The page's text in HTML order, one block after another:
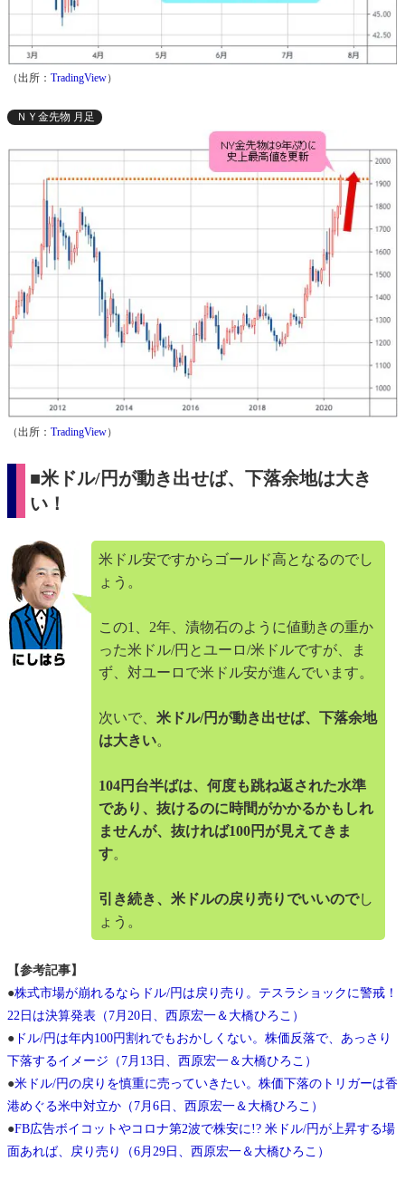
（出所： TradingView）
ＮＹ金先物 月足
（出所： TradingView）
■米ドル/円が動き出せば、下落余地は大き
い！
米ドル安ですからゴールド高となるのでし
ょう。
この1、2年、漬物石のように値動きの重か
った米ドル/円とユーロ/米ドルですが、ま
ず、対ユーロで米ドル安が進んでいます。
次いで、 米ドル/円が動き出せば、下落余地
は大きい。
104円台半ばは、何度も跳ね返された水準
であり、抜けるのに時間がかかるかもしれ
ませんが、抜ければ100円が見えてきま
す。
引き続き、米ドルの戻り売りでいいのでし
ょう。
【参考記事】
●株式市場が崩れるならドル/円は戻り売り。テスラショックに警戒！
22日は決算発表（7月20日、西原宏一＆大橋ひろこ）
● ドル/円は年内100円割れでもおかしくない。株価反落で、あっさり
下落するイメージ（7月13日、西原宏一＆大橋ひろこ）
●米ドル/円の戻りを慎重に売っていきたい。株価下落のトリガーは香
港めぐる米中対立か（7月6日、西原宏一＆大橋ひろこ）
●FB広告ボイコットやコロナ第2波で株安に!? 米ドル/円が上昇する場
面あれば、戻り売り（6月29日、西原宏一＆大橋ひろこ）